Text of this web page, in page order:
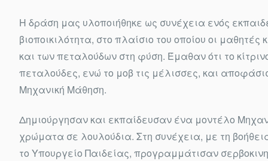
Η δράση μας υλοποιήθηκε ως συνέχεια ενός
βιοποικιλότητα, στο πλαίσιο του οποίου οι
και των πεταλούδων στη φύση. Έμαθαν ότι το
πεταλούδες, ενώ το μοβ τις μέλισσες, και
Μηχανική Μάθηση.
Δημιούργησαν και εκπαίδευσαν ένα μοντέλο
χρώματα σε λουλούδια. Στη συνέχεια, με τη
το Υπουργείο Παιδείας, προγραμμάτισαν